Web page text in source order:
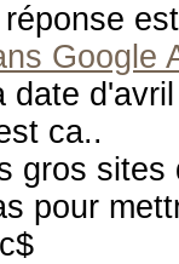
réponse
Google
date
ca..
gros
pour